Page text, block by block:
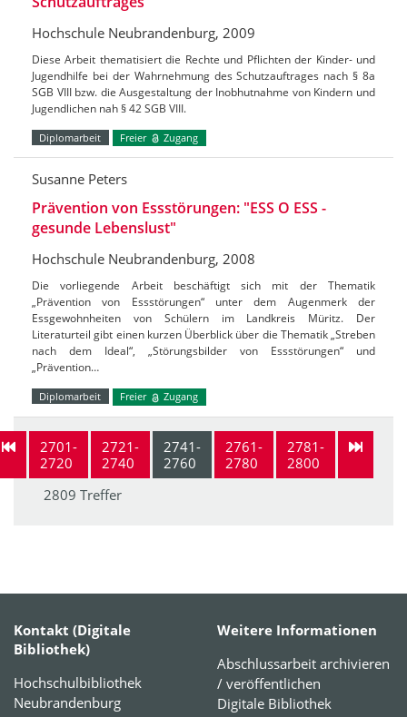
Hochschule Neubrandenburg, 2009
Diese Arbeit thematisiert die Rechte und Pflichten der Kinder- und
Jugendhilfe bei der Wahrnehmung des Schutzauftrages nach § 8a
SGB VIII bzw. die Ausgestaltung der Inobhutnahme von Kindern und
Jugendlichen nah § 42 SGB VIII.
Diplomarbeit Freier Zugang
Susanne Peters
Prävention von Essstörungen: "ESS O ESS -
gesunde Lebenslust"
Hochschule Neubrandenburg, 2008
Die vorliegende Arbeit beschäftigt sich mit der Thematik
„Prävention von Essstörungen“ unter dem Augenmerk der
Essgewohnheiten von Schülern im Landkreis Müritz. Der
Literaturteil gibt einen kurzen Überblick über die Thematik „Streben
nach dem Ideal“, „Störungsbilder von Essstörungen“ und
„Prävention…
Diplomarbeit Freier Zugang
2701-
2720
2721-
2740
2741-
2760
2761-
2780
2781-
2800
2809 Treffer
Kontakt (Digitale
Bibliothek)
Hochschulbibliothek
Neubrandenburg
Weitere Informationen
Abschlussarbeit archivieren
/ veröffentlichen
Digitale Bibliothek